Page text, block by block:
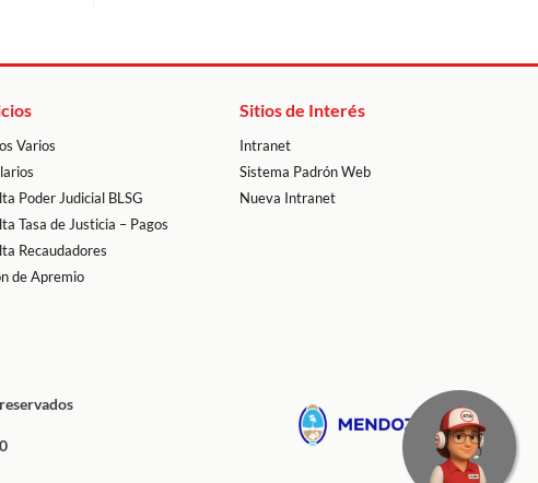
Varios
Poder Judicial BLSG
Tasa de Justicia – Pagos
Recaudadores
de Apremio
Sitios de Interés
Intranet
Sistema Padrón Web
Nueva Intranet